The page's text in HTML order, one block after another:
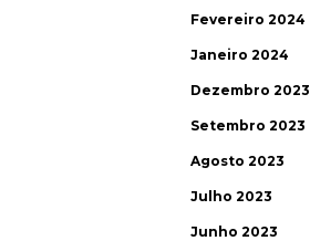
Fevereiro 2024
Janeiro 2024
Dezembro 2023
Setembro 2023
Agosto 2023
Julho 2023
Junho 2023